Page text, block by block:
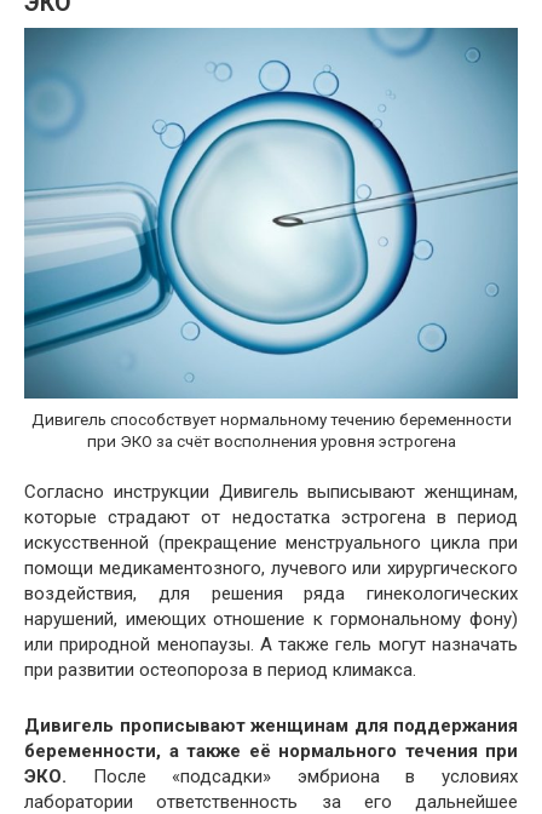
Дивигель способствует нормальному течению беременности
при ЭКО за счёт восполнения уровня эстрогена
Согласно инструкции Дивигель выписывают женщинам,
которые страдают от недостатка эстрогена в период
искусственной (прекращение менструального цикла при
помощи медикаментозного, лучевого или хирургического
воздействия, для решения ряда гинекологических
нарушений, имеющих отношение к гормональному фону)
или природной менопаузы. А также гель могут назначать
при развитии остеопороза в период климакса.
Дивигель прописывают женщинам для поддержания
беременности, а также её нормального течения при
ЭКО. После «подсадки» эмбриона в условиях
лаборатории ответственность за его дальнейшее